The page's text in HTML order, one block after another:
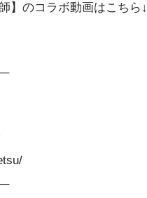
】のコラボ動画はこちら↓